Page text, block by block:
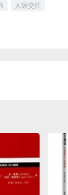
人际交往